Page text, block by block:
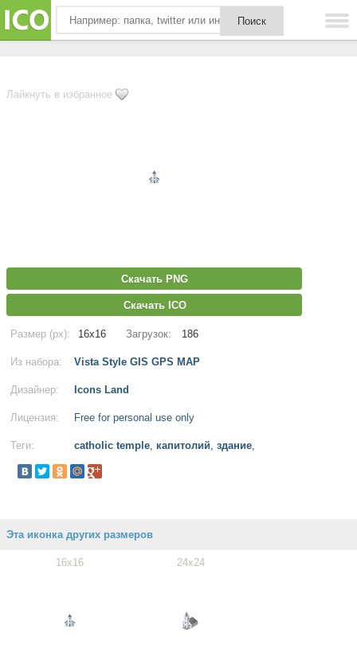
Лайкнуть в избранное
Скачать PNG
Скачать ICO
Размер (px): 16x16 Загрузок: 186
Из набора: Vista Style GIS GPS MAP
Дизайнер: Icons Land
Лицензия: Free for personal use only
Теги: catholic temple, капитолий, здание,
Эта иконка других размеров
16x16 24x24